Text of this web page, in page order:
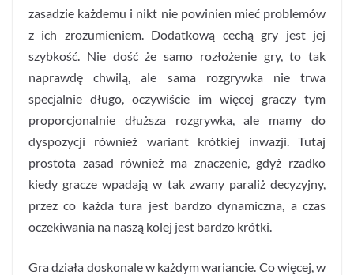
zasadzie każdemu i nikt nie powinien mieć problemów
z ich zrozumieniem. Dodatkową cechą gry jest jej
szybkość. Nie dość że samo rozłożenie gry, to tak
naprawdę chwilą, ale sama rozgrywka nie trwa
specjalnie długo, oczywiście im więcej graczy tym
proporcjonalnie dłuższa rozgrywka, ale mamy do
dyspozycji również wariant krótkiej inwazji. Tutaj
prostota zasad również ma znaczenie, gdyż rzadko
kiedy gracze wpadają w tak zwany paraliż decyzyjny,
przez co każda tura jest bardzo dynamiczna, a czas
oczekiwania na naszą kolej jest bardzo krótki.
Gra działa doskonale w każdym wariancie. Co więcej, w